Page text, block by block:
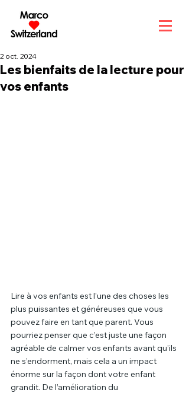
Les bienfaits de la lecture pour
vos enfants
2 oct. 2024
Lire à vos enfants est l’une des choses les
plus puissantes et généreuses que vous
pouvez faire en tant que parent. Vous
pourriez penser que c’est juste une façon
agréable de calmer vos enfants avant qu’ils
ne s’endorment, mais cela a un impact
énorme sur la façon dont votre enfant
grandit. De l’amélioration du